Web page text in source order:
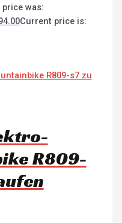
was:
Current price is:
R809-